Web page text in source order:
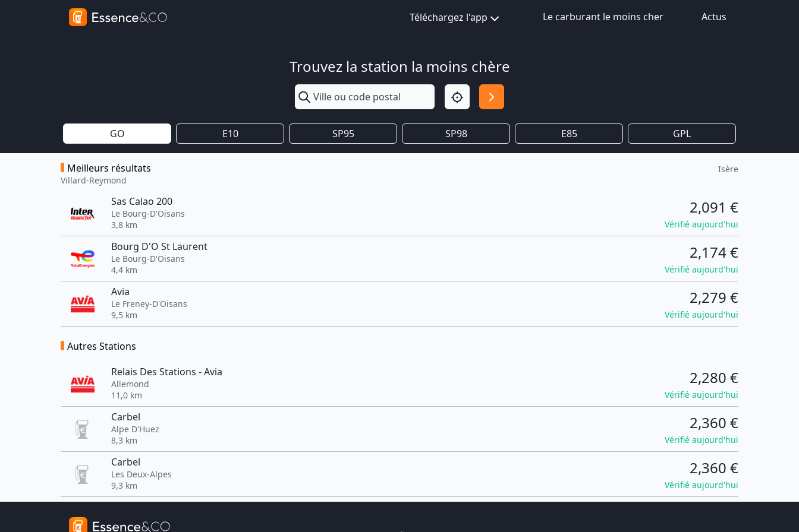
Téléchargez l'app Le carburant le moins cher Actus
Trouvez la station la moins chère
GO E10 SP95 SP98 E85 GPL
Meilleurs résultats
Villard-Reymond
Isère
Sas Calao 200
Le Bourg-D'Oisans
3,8 km
2,091 €
Vérifié aujourd'hui
Bourg D'O St Laurent
Le Bourg-D'Oisans
4,4 km
2,174 €
Vérifié aujourd'hui
Avia
Le Freney-D'Oisans
9,5 km
2,279 €
Vérifié aujourd'hui
Autres Stations
Relais Des Stations - Avia
Allemond
11,0 km
2,280 €
Vérifié aujourd'hui
Carbel
Alpe D'Huez
8,3 km
2,360 €
Vérifié aujourd'hui
Carbel
Les Deux-Alpes
9,3 km
2,360 €
Vérifié aujourd'hui